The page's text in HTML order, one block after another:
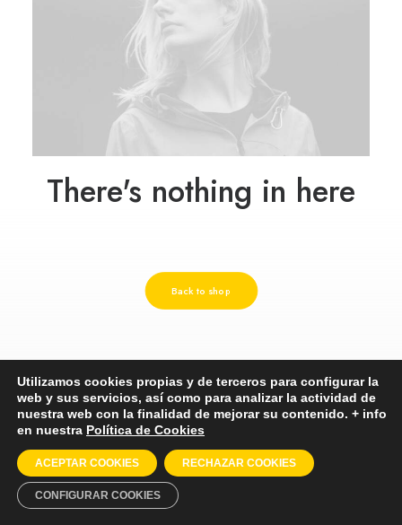
There's nothing in here
Back to shop
Utilizamos cookies propias y de terceros para configurar la
web y sus servicios, así como para analizar la actividad de
nuestra web con la finalidad de mejorar su contenido. + info
en nuestra Política de Cookies
ACEPTAR COOKIES RECHAZAR COOKIES
CONFIGURAR COOKIES